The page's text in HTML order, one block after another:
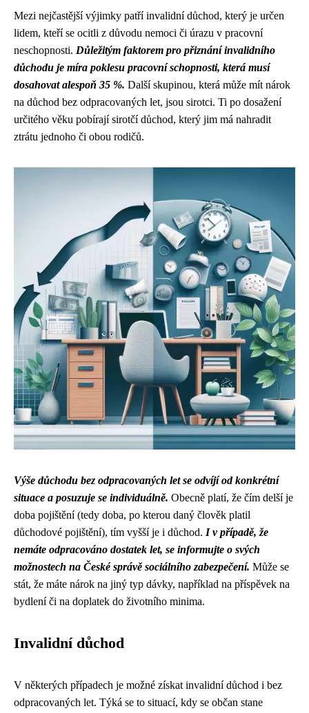
Mezi nejčastější výjimky patří invalidní důchod, který je určen
lidem, kteří se ocitli z důvodu nemoci či úrazu v pracovní
neschopnosti. Důležitým faktorem pro přiznání invalidního
důchodu je míra poklesu pracovní schopnosti, která musí
dosahovat alespoň 35 %. Další skupinou, která může mít nárok
na důchod bez odpracovaných let, jsou sirotci. Ti po dosažení
určitého věku pobírají sirotčí důchod, který jim má nahradit
ztrátu jednoho či obou rodičů.
Výše důchodu bez odpracovaných let se odvíjí od konkrétní
situace a posuzuje se individuálně. Obecně platí, že čím delší je
doba pojištění (tedy doba, po kterou daný člověk platil
důchodové pojištění), tím vyšší je i důchod. I v případě, že
nemáte odpracováno dostatek let, se informujte o svých
možnostech na České správě sociálního zabezpečení. Může se
stát, že máte nárok na jiný typ dávky, například na příspěvek na
bydlení či na doplatek do životního minima.
Invalidní důchod
V některých případech je možné získat invalidní důchod i bez
odpracovaných let. Týká se to situací, kdy se občan stane